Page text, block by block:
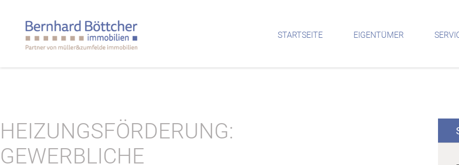
STARTSEITE EIGENTÜMER
HEIZUNGSFÖRDERUNG:
GEWERBLICHE